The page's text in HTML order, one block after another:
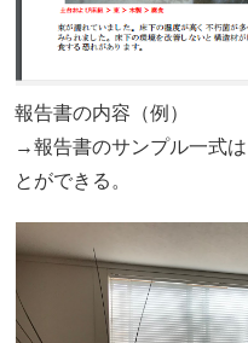
報告書の内容（例）
→報告書のサンプル一式は
とができる。